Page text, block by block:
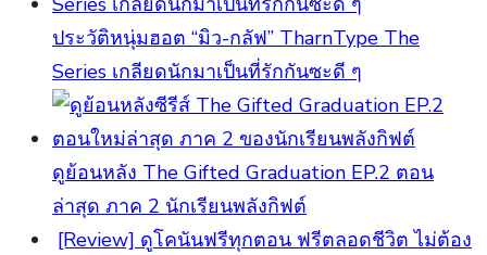
ประวัติหนุ่มฮอต “มิว-กลัฟ” TharnType The
Series เกลียดนักมาเป็นที่รักกันซะดี ๆ
ดูย้อนหลัง The Gifted Graduation EP.2 ตอน
ล่าสุด ภาค 2 นักเรียนพลังกิฟต์
[Review] ดูโคนันฟรีทุกตอน ฟรีตลอดชีวิต ไม่ต้อง